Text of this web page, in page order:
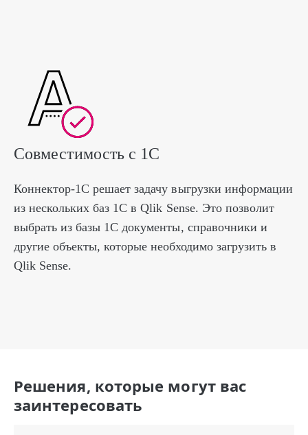
Совместимость с 1С
Коннектор-1С решает задачу выгрузки информации
из нескольких баз 1С в Qlik Sense. Это позволит
выбрать из базы 1С документы, справочники и
другие объекты, которые необходимо загрузить в
Qlik Sense.
Решения, которые могут вас
заинтересовать